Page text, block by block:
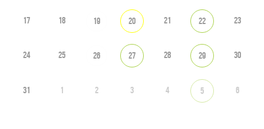
17 18 19 20 21 22 23
24 25 26 27 28 29 30
31 1 2 3 4 5 6